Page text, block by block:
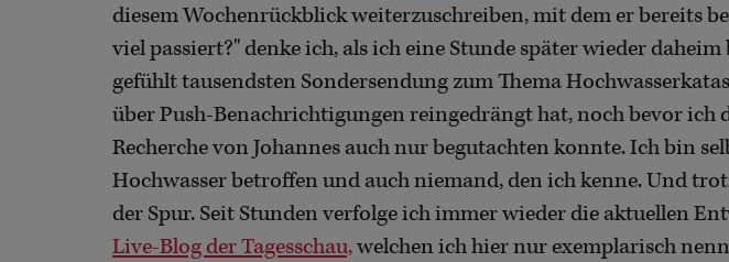
diesem Wochenrückblick weiterzuschreiben, mit dem er bereits
viel passiert?" denke ich, als ich eine Stunde später wieder
gefühlt tausendsten Sondersendung zum Thema
über Push-Benachrichtigungen reingedrängt hat, noch bevor ich
Recherche von Johannes auch nur begutachten konnte. Ich bin
Hochwasser betroffen und auch niemand, den ich kenne. Und
der Spur. Seit Stunden verfolge ich immer wieder die aktuellen
Live-Blog der Tagesschau,welchen ich hier nur exemplarisch